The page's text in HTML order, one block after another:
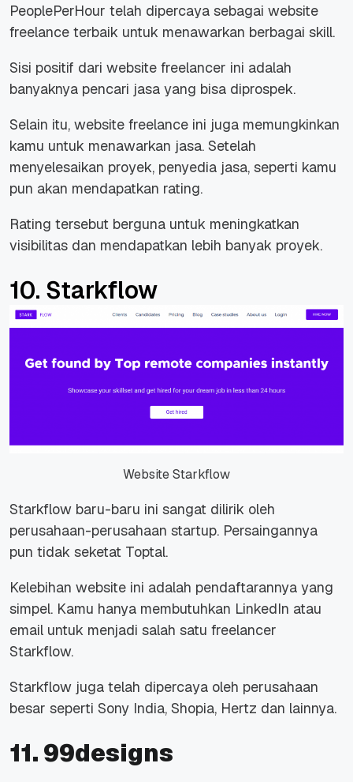
PeoplePerHour telah dipercaya sebagai website
freelance terbaik untuk menawarkan berbagai skill.
Sisi positif dari website freelancer ini adalah
banyaknya pencari jasa yang bisa diprospek.
Selain itu, website freelance ini juga memungkinkan
kamu untuk menawarkan jasa. Setelah
menyelesaikan proyek, penyedia jasa, seperti kamu
pun akan mendapatkan rating.
Rating tersebut berguna untuk meningkatkan
visibilitas dan mendapatkan lebih banyak proyek.
10. Starkflow
Website Starkflow
Starkflow baru-baru ini sangat dilirik oleh
perusahaan-perusahaan startup. Persaingannya
pun tidak seketat Toptal.
Kelebihan website ini adalah pendaftarannya yang
simpel. Kamu hanya membutuhkan LinkedIn atau
email untuk menjadi salah satu freelancer
Starkflow.
Starkflow juga telah dipercaya oleh perusahaan
besar seperti Sony India, Shopia, Hertz dan lainnya.
11. 99designs